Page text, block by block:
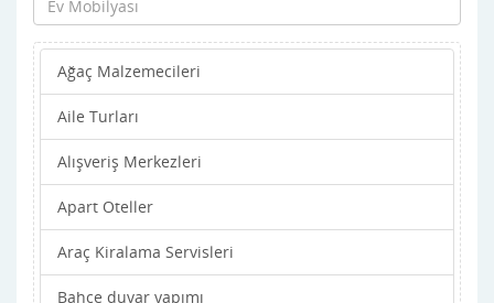
Ağaç Malzemecileri
Aile Turları
Alışveriş Merkezleri
Apart Oteller
Araç Kiralama Servisleri
Bahçe duvar yapımı